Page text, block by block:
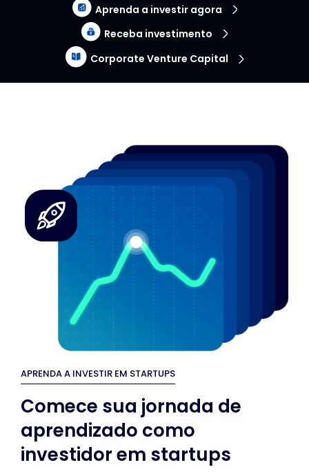
Aprenda a investir agora
Receba investimento
Corporate Venture Capital
APRENDA A INVESTIR EM STARTUPS
Comece sua jornada de
aprendizado como
investidor em startups